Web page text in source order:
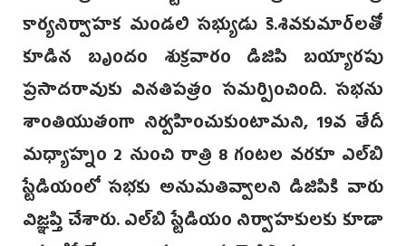
కార్యనిర్వాహక మండలి సభ్యుడు కె.శివకుమార్‌లతో
కూడిన బృందం శుక్రవారం డిజిపి బయ్యారపు
ప్రసాదరావుకు వినతిపత్రం సమర్పించింది. సభను
శాంతియుతంగా నిర్వహించుకుంటామని, 19వ తేదీ
మధ్యాహ్నం 2 నుంచి రాత్రి 8 గంటల వరకూ ఎల్‌బి
స్టేడియంలో సభకు అనుమతివ్వాలని డిజిపికి వారు
విజ్ఞప్తి చేశారు. ఎల్‌బి స్టేడియం నిర్వాహకులకు కూడా